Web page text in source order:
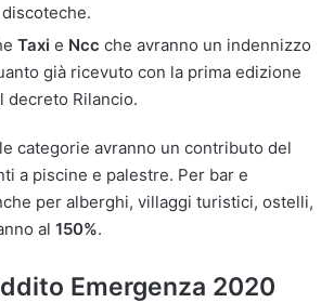
Taxi e Ncc che avranno un indennizzo
già ricevuto con la prima edizione
decreto Rilancio.
categorie avranno un contributo del
a piscine e palestre. Per bar e
per alberghi, villaggi turistici, ostelli,
al 150%.
Emergenza 2020